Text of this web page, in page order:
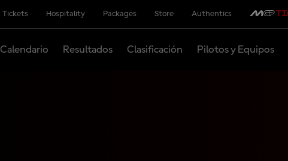
Tickets Hospitality Packages Store Authentics
Calendario Resultados Clasificación Pilotos y Equipos